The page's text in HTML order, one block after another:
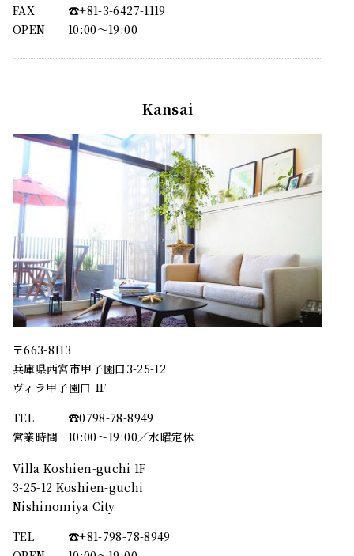
FAX
☎︎+81-3-6427-1119
OPEN
10:00〜19:00
Kansai
〒663-8113
兵庫県西宮市甲子園口3-25-12
ヴィラ甲子園口 1F
TEL
☎︎0798-78-8949
営業時間
10:00～19:00／水曜定休
Villa Koshien-guchi 1F
3-25-12 Koshien-guchi
Nishinomiya City
TEL
☎︎+81-798-78-8949